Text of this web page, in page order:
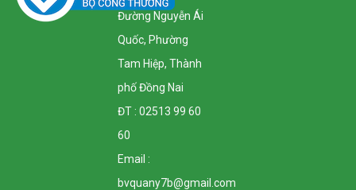
Đường Nguyễn Ái
Quốc, Phường
Tam Hiệp, Thành
phố Đồng Nai
ĐT : 02513 99 60
60
Email :
bvquany7b@gmail.com